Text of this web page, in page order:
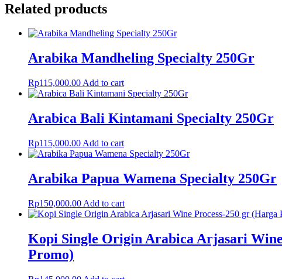
Related products
Arabika Mandheling Specialty 250Gr
Rp115,000.00 Add to cart
Arabica Bali Kintamani Specialty 250Gr
Rp115,000.00 Add to cart
Arabika Papua Wamena Specialty 250Gr
Rp150,000.00 Add to cart
Kopi Single Origin Arabica Arjasari
Promo)